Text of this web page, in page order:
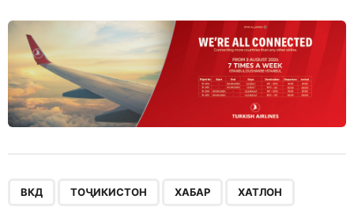
ВКД ТОҶИКИСТОН ХАБАР ХАТЛОН